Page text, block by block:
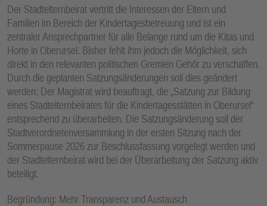
Der Stadtelternbeirat vertritt die Interessen der Eltern und
Familien im Bereich der Kindertagesbetreuung und ist ein
zentraler Ansprechpartner für alle Belange rund um die Kitas und
Horte in Oberursel. Bisher fehlt ihm jedoch die Möglichkeit, sich
direkt in den relevanten politischen Gremien Gehör zu verschaffen.
Durch die geplanten Satzungsänderungen soll dies geändert
werden: Der Magistrat wird beauftragt, die „Satzung zur Bildung
eines Stadtelternbeirates für die Kindertagesstätten in Oberursel“
entsprechend zu überarbeiten. Die Satzungsänderung soll der
Stadtverordnetenversammlung in der ersten Sitzung nach der
Sommerpause 2026 zur Beschlussfassung vorgelegt werden und
der Stadtelternbeirat wird bei der Überarbeitung der Satzung aktiv
beteiligt.
Begründung: Mehr Transparenz und Austausch